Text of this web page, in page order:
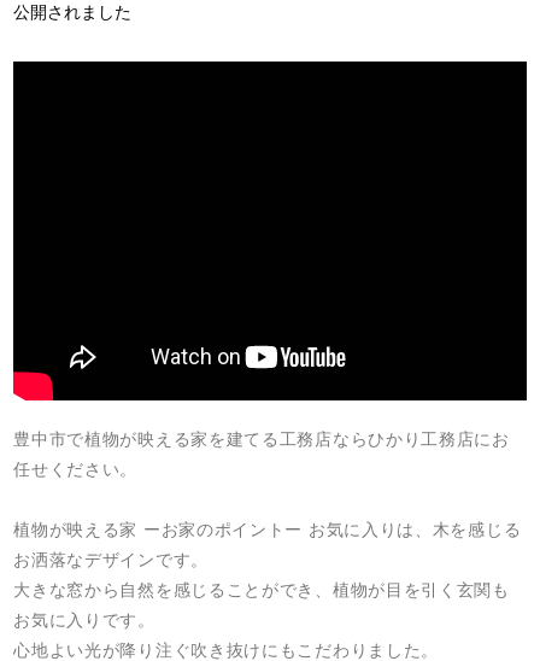
公開されました
豊中市で植物が映える家を建てる工務店ならひかり工務店にお
任せください。
植物が映える家 ーお家のポイントー お気に入りは、木を感じる
お洒落なデザインです。
大きな窓から自然を感じることができ、植物が目を引く玄関も
お気に入りです。
心地よい光が降り注ぐ吹き抜けにもこだわりました。